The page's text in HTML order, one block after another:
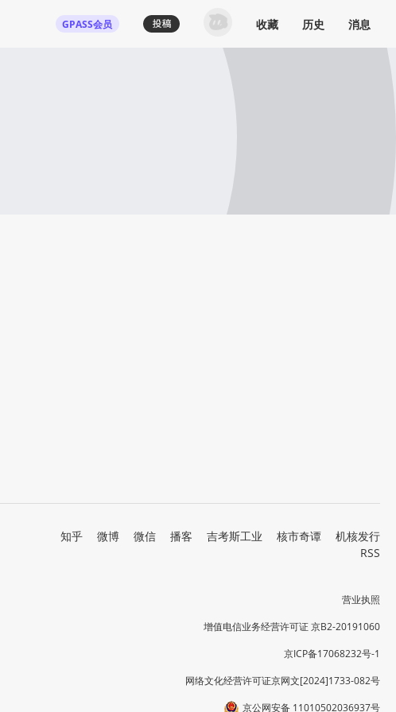
GPASS会员 收藏 历史 消息
知乎 微博 微信 播客 吉考斯工业 核市奇谭
机核发行
RSS
营业执照
增值电信业务经营许可证 京B2-20191060
京ICP备17068232号-1
网络文化经营许可证京网文[2024]1733-082号
京公网安备 11010502036937号